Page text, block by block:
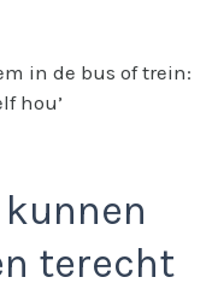
in de bus of trein:
hou’
terecht